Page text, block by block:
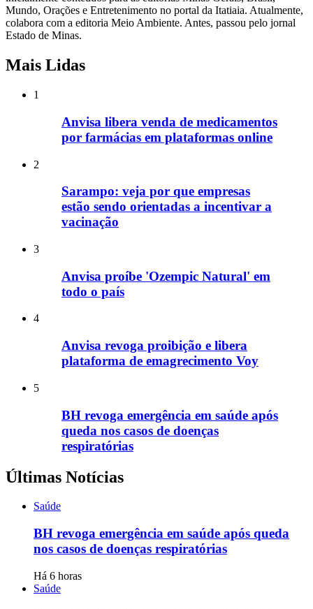
Mundo, Orações e Entretenimento no portal da Itatiaia. Atualmente,
colabora com a editoria Meio Ambiente. Antes, passou pelo jornal
Estado de Minas.
Mais Lidas
1
Anvisa libera venda de medicamentos
por farmácias em plataformas online
2
Sarampo: veja por que empresas
estão sendo orientadas a incentivar a
vacinação
3
Anvisa proíbe 'Ozempic Natural' em
todo o país
4
Anvisa revoga proibição e libera
plataforma de emagrecimento Voy
5
BH revoga emergência em saúde após
queda nos casos de doenças
respiratórias
Últimas Notícias
Saúde
BH revoga emergência em saúde após queda
nos casos de doenças respiratórias
Há 6 horas
Saúde